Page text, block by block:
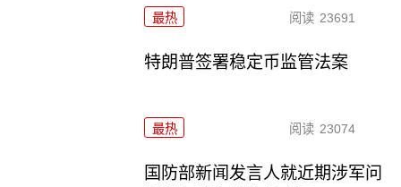
最热 阅读 23691
特朗普签署稳定币监管法案
最热 阅读 23074
国防部新闻发言人就近期涉军问